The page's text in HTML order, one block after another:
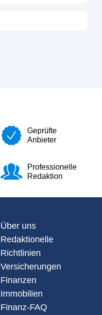
Geprüfte
Anbieter
Professionelle
Redaktion
Über uns
Redaktionelle
Richtlinien
Versicherungen
Finanzen
Immobilien
Finanz-FAQ